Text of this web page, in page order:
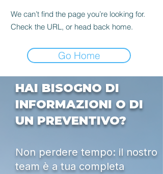
We can’t find the page you’re looking for.
Check the URL, or head back home.
Go Home
HAI BISOGNO DI
INFORMAZIONI O DI
UN PREVENTIVO?
Non perdere tempo: il nostro
team è a tua completa